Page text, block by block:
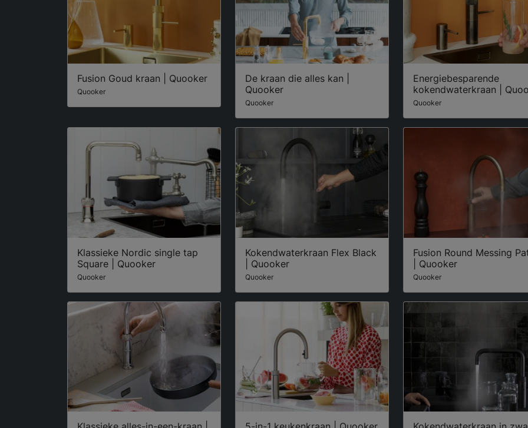
Fusion Goud kraan | Quooker
Quooker
De kraan die alles kan |
Quooker
Quooker
Energiebesparende
kokendwaterkraan |
Quooker
Klassieke Nordic single tap
Square | Quooker
Quooker
Kokendwaterkraan Flex Black
| Quooker
Quooker
Fusion Round Messing
| Quooker
Quooker